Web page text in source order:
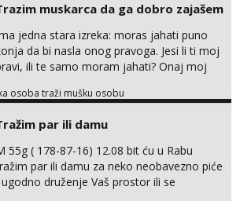
muskarca da ga dobro zajašem
jedna stara izreka: moras jahati puno
da bi nasla onog pravoga. Jesi li ti moj
ili te samo moram jahati? Onaj moj
sexdater link i javi mi se tamo....
osoba traži mušku osobu
par ili damu
55g ( 178-87-16) 12.08 bit ću u Rabu
par ili damu za neko neobavezno piće
ugodno druženje Vaš prostor ili se